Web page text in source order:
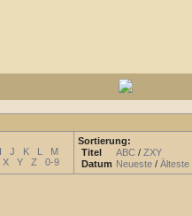
I J K L
M
X Y Z 0-9
Sortierung:
Titel
ABC / ZXY
Datum Neueste / Älteste